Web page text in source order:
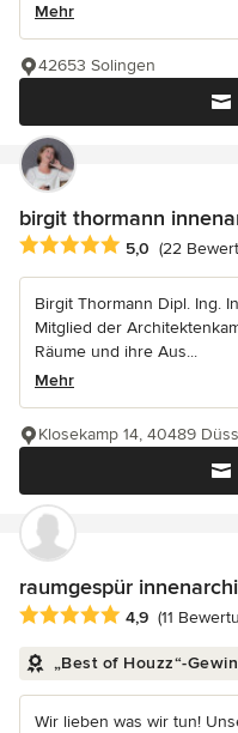
Mehr
42653 Solingen
birgit thormann
Durchschnittliche
5,0 (22
Birgit Thormann Dipl. Ing.
Mitglied der
Räume und ihre Aus...
Mehr
Klosekamp 14, 40489
raumgespür
Durchschnittliche
4,9 (11
„Best of Houzz“-
Wir lieben was wir tun!